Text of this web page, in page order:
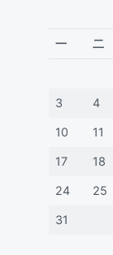
一 二
3 4
10 11
17 18
24 25
31